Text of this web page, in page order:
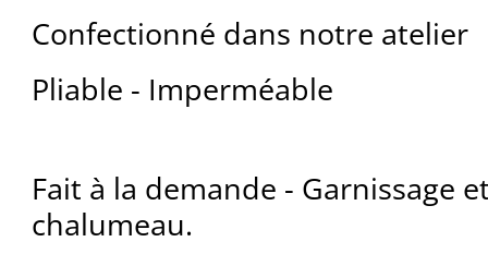
Confectionné dans notre atelier
Pliable - Imperméable
Fait à la demande - Garnissage
chalumeau.